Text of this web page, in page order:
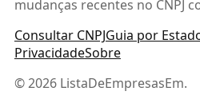
mudanças recentes no CNPJ
Consultar CNPJGuia por
PrivacidadeSobre
© 2026 ListaDeEmpresasEm.